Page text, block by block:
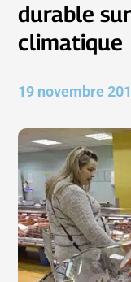
durable
climatique
19 novembre